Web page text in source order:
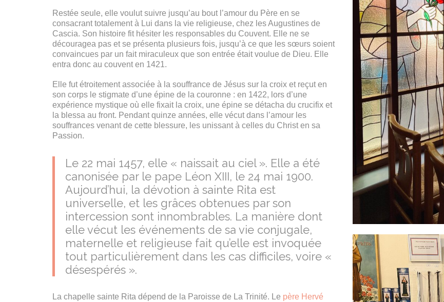
Restée seule, elle voulut suivre jusqu’au bout l’amour du Père en se
consacrant totalement à Lui dans la vie religieuse, chez les Augustines de
Cascia. Son histoire fit hésiter les responsables du Couvent. Elle ne se
découragea pas et se présenta plusieurs fois, jusqu’à ce que les sœurs soient
convaincues par un fait miraculeux que son entrée était voulue de Dieu. Elle
entra donc au couvent en 1421.
Elle fut étroitement associée à la souffrance de Jésus sur la croix et reçut en
son corps le stigmate d’une épine de la couronne : en 1422, lors d’une
expérience mystique où elle fixait la croix, une épine se détacha du crucifix et
la blessa au front. Pendant quinze années, elle vécut dans l’amour les
souffrances venant de cette blessure, les unissant à celles du Christ en sa
Passion.
Le 22 mai 1457, elle « naissait au ciel ». Elle a été
canonisée par le pape Léon XIII, le 24 mai 1900.
Aujourd’hui, la dévotion à sainte Rita est
universelle, et les grâces obtenues par son
intercession sont innombrables. La manière dont
elle vécut les événements de sa vie conjugale,
maternelle et religieuse fait qu’elle est invoquée
tout particulièrement dans les cas difficiles, voire «
désespérés ».
La chapelle sainte Rita dépend de la Paroisse de La Trinité. Le père Hervé